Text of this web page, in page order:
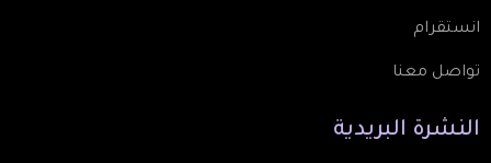
انستقرام
تواصل معنا
النشرة البريدية